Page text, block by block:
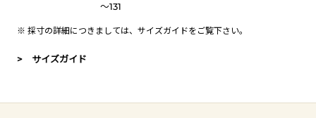
～131
※ 採寸の詳細につきましては、 サイズガイドをご覧下さい。
> サイズガイド